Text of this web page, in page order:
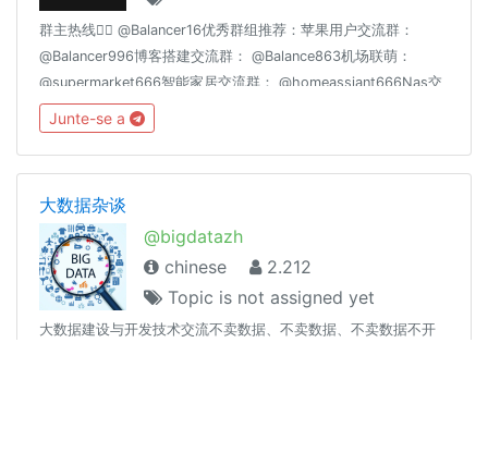
群主热线👉🏻 @Balancer16优秀群组推荐：苹果用户交流群：
@Balancer996博客搭建交流群： @Balance863机场联萌：
@supermarket666智能家居交流群： @homeassiant666Nas交
流群： @Nas699分享沉淀： @theguideoftelegram
Junte-se a
大数据杂谈
@bigdatazh
chinese
2.212
Topic is not assigned yet
大数据建设与开发技术交流不卖数据、不卖数据、不卖数据不开